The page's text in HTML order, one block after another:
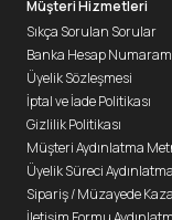
Müşteri Hizmetleri
Sıkça Sorulan Sorular
Banka Hesap
Üyelik Sözleşmesi
İptal ve İade Politikası
Gizlilik Politikası
Müşteri Aydınlatma
Üyelik Süreci
Sipariş / Müzayede